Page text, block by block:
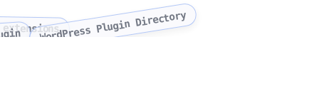
extensionsWordPress Plugin Directory